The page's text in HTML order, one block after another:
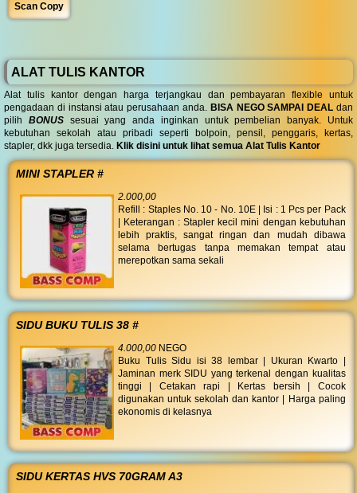
Scan Copy
ALAT TULIS KANTOR
Alat tulis kantor dengan harga terjangkau dan pembayaran flexible untuk
pengadaan di instansi atau perusahaan anda. BISA NEGO SAMPAI DEAL dan
pilih BONUSsesuai yang anda inginkan untuk pembelian banyak. Untuk
kebutuhan sekolah atau pribadi seperti bolpoin, pensil, penggaris, kertas,
stapler, dkk juga tersedia. Klik disini untuk lihat semua Alat Tulis Kantor
MINI STAPLER #
2.000,00
Refill : Staples No. 10 - No. 10E | Isi : 1 Pcs per Pack
| Keterangan : Stapler kecil mini dengan kebutuhan
lebih praktis, sangat ringan dan mudah dibawa
selama bertugas tanpa memakan tempat atau
merepotkan sama sekali
SIDU BUKU TULIS 38 #
4.000,00 NEGO
Buku Tulis Sidu isi 38 lembar | Ukuran Kwarto |
Jaminan merk SIDU yang terkenal dengan kualitas
tinggi | Cetakan rapi | Kertas bersih | Cocok
digunakan untuk sekolah dan kantor | Harga paling
ekonomis di kelasnya
SIDU KERTAS HVS 70GRAM A3